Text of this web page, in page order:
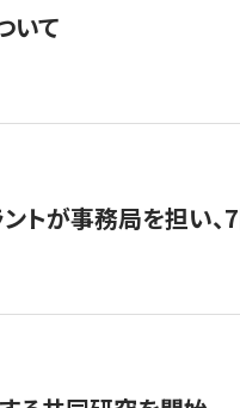
いて
トが事務局を担い